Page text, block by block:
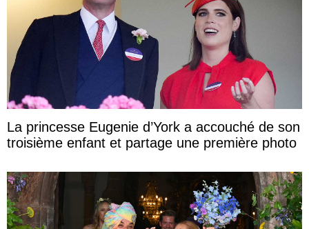
La princesse Eugenie d’York a accouché de son
troisième enfant et partage une première photo